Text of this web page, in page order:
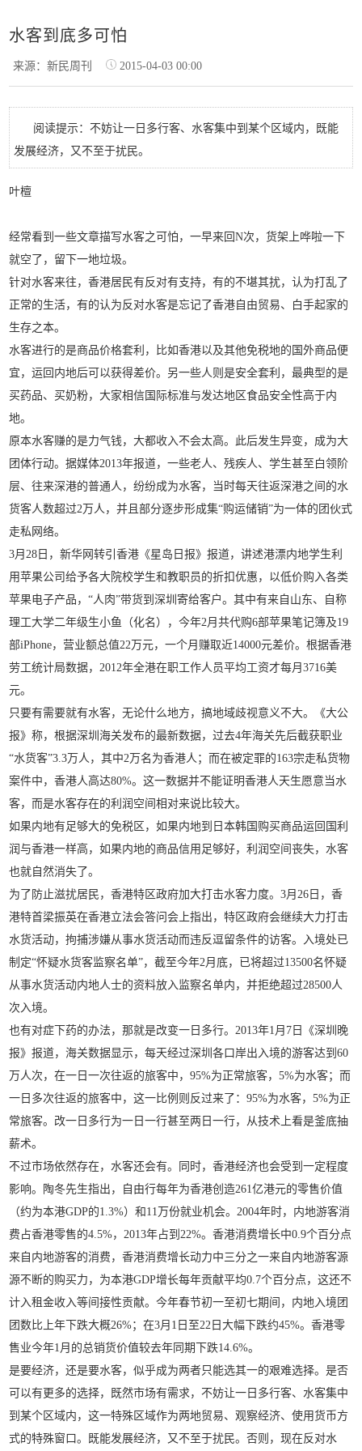
水客到底多可怕
来源：新民周刊 2015-04-03 00:00
阅读提示：不妨让一日多行客、水客集中到某个区域内，既能
发展经济，又不至于扰民。
叶檀
经常看到一些文章描写水客之可怕，一早来回N次，货架上哗啦一下
就空了，留下一地垃圾。
针对水客来往，香港居民有反对有支持，有的不堪其扰，认为打乱了
正常的生活，有的认为反对水客是忘记了香港自由贸易、白手起家的
生存之本。
水客进行的是商品价格套利，比如香港以及其他免税地的国外商品便
宜，运回内地后可以获得差价。另一些人则是安全套利，最典型的是
买药品、买奶粉，大家相信国际标准与发达地区食品安全性高于内
地。
原本水客赚的是力气钱，大都收入不会太高。此后发生异变，成为大
团体行动。据媒体2013年报道，一些老人、残疾人、学生甚至白领阶
层、往来深港的普通人，纷纷成为水客，当时每天往返深港之间的水
货客人数超过2万人，并且部分逐步形成集“购运储销”为一体的团伙式
走私网络。
3月28日，新华网转引香港《星岛日报》报道，讲述港漂内地学生利
用苹果公司给予各大院校学生和教职员的折扣优惠，以低价购入各类
苹果电子产品，“人肉”带货到深圳寄给客户。其中有来自山东、自称
理工大学二年级生小鱼（化名），今年2月共代购6部苹果笔记簿及19
部iPhone，营业额总值22万元，一个月赚取近14000元差价。根据香港
劳工统计局数据，2012年全港在职工作人员平均工资才每月3716美
元。
只要有需要就有水客，无论什么地方，搞地域歧视意义不大。《大公
报》称，根据深圳海关发布的最新数据，过去4年海关先后截获职业
“水货客”3.3万人，其中2万名为香港人；而在被定罪的163宗走私货物
案件中，香港人高达80%。这一数据并不能证明香港人天生愿意当水
客，而是水客存在的利润空间相对来说比较大。
如果内地有足够大的免税区，如果内地到日本韩国购买商品运回国利
润与香港一样高，如果内地的商品信用足够好，利润空间丧失，水客
也就自然消失了。
为了防止滋扰居民，香港特区政府加大打击水客力度。3月26日，香
港特首梁振英在香港立法会答问会上指出，特区政府会继续大力打击
水货活动，拘捕涉嫌从事水货活动而违反逗留条件的访客。入境处已
制定“怀疑水货客监察名单”，截至今年2月底，已将超过13500名怀疑
从事水货活动内地人士的资料放入监察名单内，并拒绝超过28500人
次入境。
也有对症下药的办法，那就是改变一日多行。2013年1月7日《深圳晚
报》报道，海关数据显示，每天经过深圳各口岸出入境的游客达到60
万人次，在一日一次往返的旅客中，95%为正常旅客，5%为水客；而
一日多次往返的旅客中，这一比例则反过来了：95%为水客，5%为正
常旅客。改一日多行为一日一行甚至两日一行，从技术上看是釜底抽
薪术。
不过市场依然存在，水客还会有。同时，香港经济也会受到一定程度
影响。陶冬先生指出，自由行每年为香港创造261亿港元的零售价值
（约为本港GDP的1.3%）和11万份就业机会。2004年时，内地游客消
费占香港零售的4.5%，2013年占到22%。香港消费增长中0.9个百分点
来自内地游客的消费，香港消费增长动力中三分之一来自内地游客源
源不断的购买力，为本港GDP增长每年贡献平均0.7个百分点，这还不
计入租金收入等间接性贡献。今年春节初一至初七期间，内地入境团
团数比上年下跌大概26%；在3月1日至22日大幅下跌约45%。香港零
售业今年1月的总销货价值较去年同期下跌14.6%。
是要经济，还是要水客，似乎成为两者只能选其一的艰难选择。是否
可以有更多的选择，既然市场有需求，不妨让一日多行客、水客集中
到某个区域内，这一特殊区域作为两地贸易、观察经济、使用货币方
式的特殊窗口。既能发展经济，又不至于扰民。否则，现在反对水